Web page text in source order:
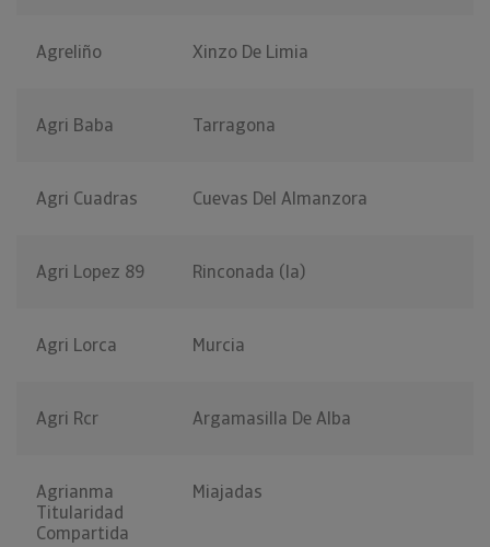
Agreliño Xinzo De Limia
Agri Baba Tarragona
Agri Cuadras Cuevas Del Almanzora
Agri Lopez 89 Rinconada (la)
Agri Lorca Murcia
Agri Rcr Argamasilla De Alba
Agrianma
Titularidad
Compartida
Miajadas